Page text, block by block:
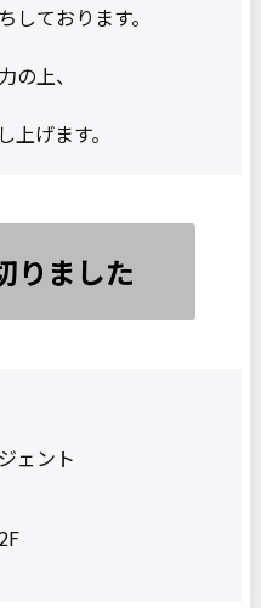
ております。
の上、
げます。
りました
ェント